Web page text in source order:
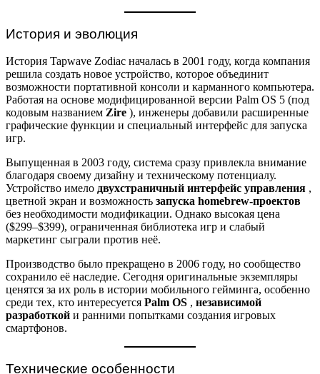
История и эволюция
История Tapwave Zodiac началась в 2001 году, когда компания
решила создать новое устройство, которое объединит
возможности портативной консоли и карманного компьютера.
Работая на основе модифицированной версии Palm OS 5 (под
кодовым названием Zire ), инженеры добавили расширенные
графические функции и специальный интерфейс для запуска
игр.
Выпущенная в 2003 году, система сразу привлекла внимание
благодаря своему дизайну и техническому потенциалу.
Устройство имело двухстраничный интерфейс управления ,
цветной экран и возможность запуска homebrew-проектов
без необходимости модификации. Однако высокая цена
($299–$399), ограниченная библиотека игр и слабый
маркетинг сыграли против неё.
Производство было прекращено в 2006 году, но сообщество
сохранило её наследие. Сегодня оригинальные экземпляры
ценятся за их роль в истории мобильного гейминга, особенно
среди тех, кто интересуется Palm OS , независимой
разработкой и ранними попытками создания игровых
смартфонов.
Технические особенности